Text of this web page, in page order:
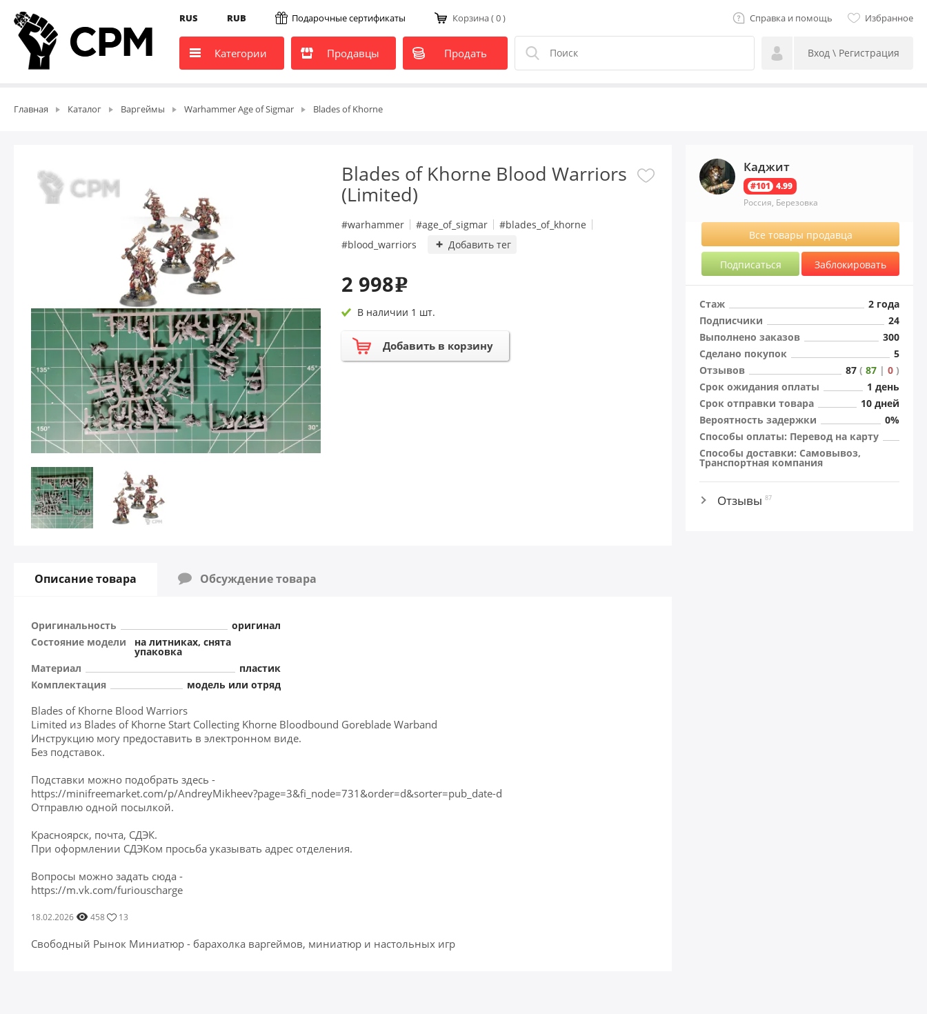
Справка и помощь Избранное
RUS RUB Подарочные сертификаты Корзина( 0 )
Категории Продавцы Продать Вход \ Регистрация
Главная Каталог Варгеймы Warhammer Age of Sigmar Blades of Khorne
Каджит
#101 4.99
Россия, Березовка
Все товары продавца
Подписаться Заблокировать
Стаж
2 года
24
Подписчики
300
Выполнено заказов
5
Сделано покупок
87 ( 87 | 0 )
Отзывов
Cрок ожидания оплаты
1 день
Cрок отправки товара
10 дней
0%
Вероятность задержки
Способы оплаты: Перевод на карту
Способы доставки: Самовывоз,
Транспортная компания
Отзывы 87
Blades of Khorne Blood Warriors
(Limited)
#warhammer #age_of_sigmar
#blades_of_khorne
#blood_warriors
Добавить тег
2 998e
В наличии 1 шт.
Добавить в корзину
Описание товара Обсуждение товара
Оригинальность
оригинал
Состояние модели
на литниках, снята
упаковка
Материал
пластик
Комплектация
модель или отряд
Blades of Khorne Blood Warriors
Limited из Blades of Khorne Start Collecting Khorne Bloodbound Goreblade Warband
Инструкцию могу предоставить в электронном виде.
Без подставок.
Подставки можно подобрать здесь -
https://minifreemarket.com/p/AndreyMikheev?page=3&fi_node=731&order=d&sorter=pub_date-d
Отправлю одной посылкой.
Красноярск, почта, СДЭК.
При оформлении СДЭКом просьба указывать адрес отделения.
Вопросы можно задать сюда -
https://m.vk.com/furiouscharge
18.02.2026 458 13
Свободный Рынок Миниатюр - барахолка варгеймов, миниатюр и настольных игр